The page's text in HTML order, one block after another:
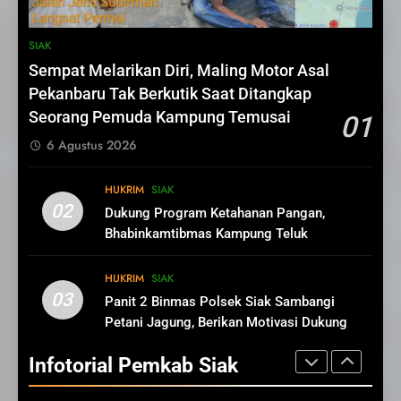
Ayo ke TPS! GOLPUT Bukan
PILIHAN
10
Siak Mengucapkan Tahniah
Hari Jadi Kabupaten Siak Ke-
25 Tahun
IKLAN
Hari Jadi Kabupaten Siak ke-
25 Tahun
12
SIAK
Sempat Melarikan Diri, Maling Motor Asal
Pekanbaru Tak Berkutik Saat Ditangkap
Seorang Pemuda Kampung Temusai
01
6 Agustus 2026
02
HUKRIM SIAK
Dukung Program Ketahanan Pangan,
Bhabinkamtibmas Kampung Teluk
Merempan Tinjau Tanaman Jagung Waga
03
HUKRIM SIAK
Panit 2 Binmas Polsek Siak Sambangi
Petani Jagung, Berikan Motivasi Dukung
Infotorial Pemkab Siak
bersama Gubernur Riau
INFOTORIAL PEMKAB SIAK
81
Sekda Arfan; Mari Jadikan
Rasulullah Suri Tauladan Umat
Pemkab Siak Manfaatkan
Lahan Tidur Jadi Produktif
Warga
INFOTORIAL PEMKAB SIAK SIAK
2
Bupati Siak Dorong KITB
Kembali Jadi PSN dan
Revitalisasi Istana Kesultanan
Siak
INFOTORIAL PEMKAB SIAK SIAK